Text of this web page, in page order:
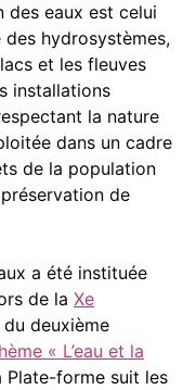
des eaux est celui
hydrosystèmes,
et les fleuves
installations
la nature
dans un cadre
de la population
de
a été instituée
de la Xe
du deuxième
« L’eau et la
Plate-forme suit les